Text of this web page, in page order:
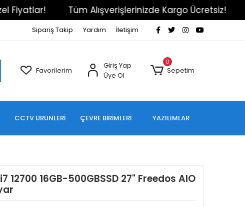
Kargo Ücretsiz! Notebooklarda Özel
Sipariş Takip Yardım İletişim
Favorilerim
Giriş Yap
Üye Ol
0
Sepetim
CCTV ÜRÜNLERİ ÇEVRE BİRİMLERİ YAZILIMLAR
12700 16GB-500GBSSD 27" Freedos AIO